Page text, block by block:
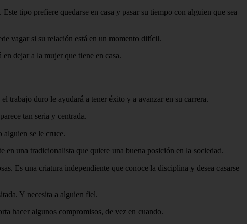
tipo prefiere quedarse en casa y pasar su tiempo con alguien que sea
vagar si su relación está en un momento difícil.
dejar a la mujer que tiene en casa.
trabajo duro le ayudará a tener éxito y a avanzar en su carrera.
tan seria y centrada.
alguien se le cruce.
en una tradicionalista que quiere una buena posición en la sociedad.
Es una criatura independiente que conoce la disciplina y desea casarse
Y necesita a alguien fiel.
hacer algunos compromisos, de vez en cuando.